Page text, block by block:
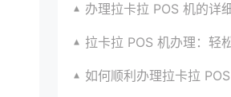
办理拉卡拉 POS 机的详细流程与注意点
拉卡拉 POS 机办理：轻松申请，高效收款
如何顺利办理拉卡拉 POS 机？全流程指南